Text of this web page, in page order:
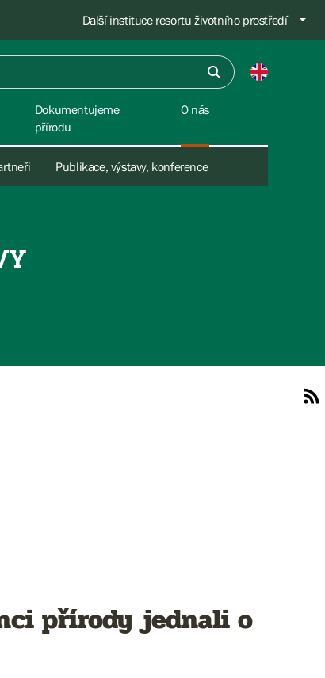
Další instituce resortu životního prostředí
Dokumentujeme
přírodu
O nás
Publikace, výstavy, konference
přírody jednali o